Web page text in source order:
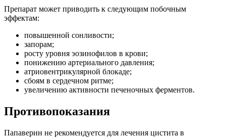
Препарат может приводить к следующим побочным
эффектам:
повышенной сонливости;
запорам;
росту уровня эозинофилов в крови;
понижению артериального давления;
атриовентрикулярной блокаде;
сбоям в сердечном ритме;
увеличению активности печеночных ферментов.
Противопоказания
Папаверин не рекомендуется для лечения цистита в